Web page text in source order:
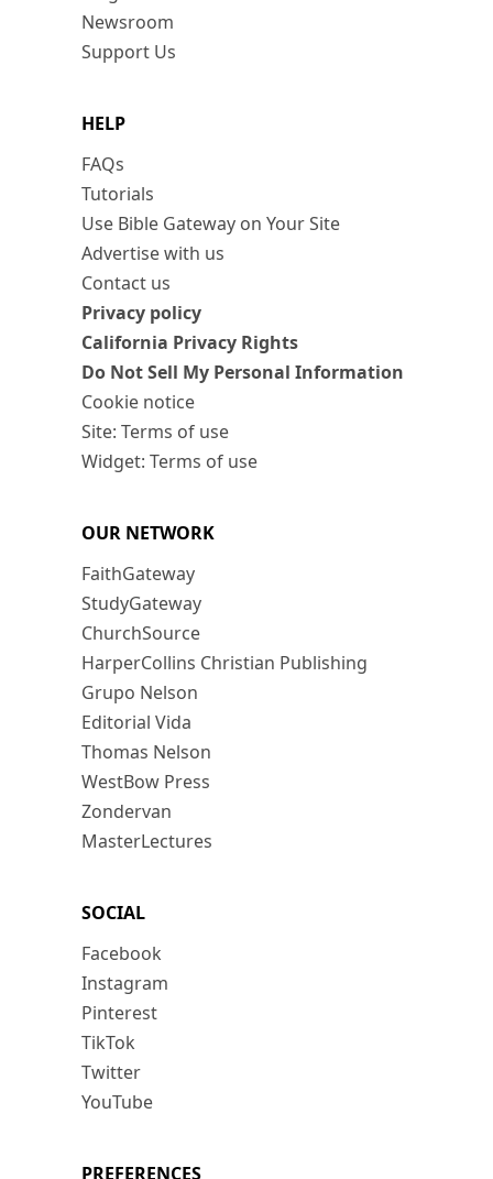
Newsroom
Support Us
HELP
FAQs
Tutorials
Use Bible Gateway on Your Site
Advertise with us
Contact us
Privacy policy
California Privacy Rights
Do Not Sell My Personal Information
Cookie notice
Site: Terms of use
Widget: Terms of use
OUR NETWORK
FaithGateway
StudyGateway
ChurchSource
HarperCollins Christian Publishing
Grupo Nelson
Editorial Vida
Thomas Nelson
WestBow Press
Zondervan
MasterLectures
SOCIAL
Facebook
Instagram
Pinterest
TikTok
Twitter
YouTube
PREFERENCES